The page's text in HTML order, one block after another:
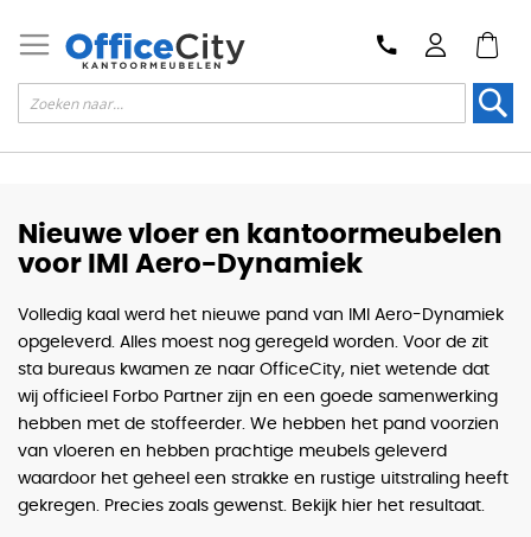
Nieuwe vloer en kantoormeubelen
voor IMI Aero-Dynamiek
Volledig kaal werd het nieuwe pand van IMI Aero-Dynamiek
opgeleverd. Alles moest nog geregeld worden. Voor de zit
sta bureaus kwamen ze naar OfficeCity, niet wetende dat
wij officieel Forbo Partner zijn en een goede samenwerking
hebben met de stoffeerder. We hebben het pand voorzien
van vloeren en hebben prachtige meubels geleverd
waardoor het geheel een strakke en rustige uitstraling heeft
gekregen. Precies zoals gewenst. Bekijk hier het resultaat.